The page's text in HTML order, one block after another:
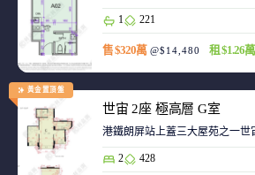
1 221
售 $320萬 @$14,480 租 $1.26萬
黃金置頂盤
世宙 2座 極高層 G室
港鐵朗屏站上蓋三大屋苑之一世
2 428